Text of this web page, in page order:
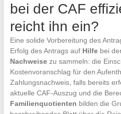
bei der CAF
reicht ihn ein?
Eine solide Vorbereitung des
Erfolg des Antrags auf Hilfebei
Nachweisezu sammeln: die
Kostenvoranschlag für den
Zahlungsnachweis, falls bereits
aktuelle CAF-Auszug und die
Familienquotienten bilden die